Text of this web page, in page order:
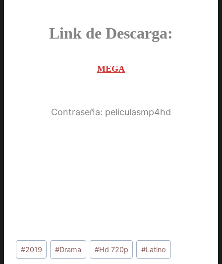
Link de Descarga:
MEGA
Contraseña: peliculasmp4hd
Etiquetas
de
#2019 #Drama #Hd 720p #Latino